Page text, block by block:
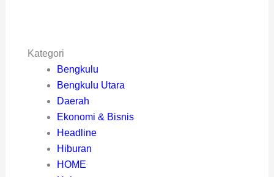
Kategori
Bengkulu
Bengkulu Utara
Daerah
Ekonomi & Bisnis
Headline
Hiburan
HOME